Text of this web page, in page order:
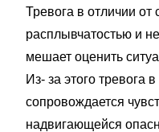
Тревога в отличии от
расплывчатостью и
мешает оценить
Из- за этого тревога
сопровождается
надвигающейся